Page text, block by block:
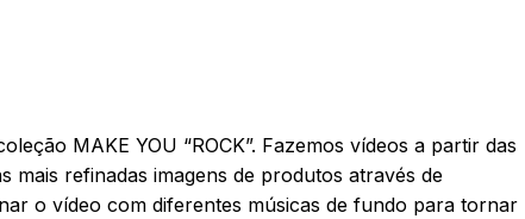
MAKE YOU “ROCK”. Fazemos vídeos a partir das
mais refinadas imagens de produtos através de
o vídeo com diferentes músicas de fundo para tornar